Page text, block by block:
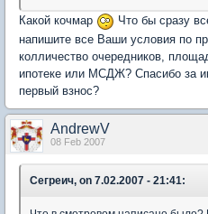
Какой кочмар
Что бы сразу
напишите все Ваши условия по
колличество очередников,
ипотеке или МСДЖ? Спасибо за
первый взнос?
AndrewV
08 Feb 2007
Сегреич, on 7.02.2007 - 21:41: